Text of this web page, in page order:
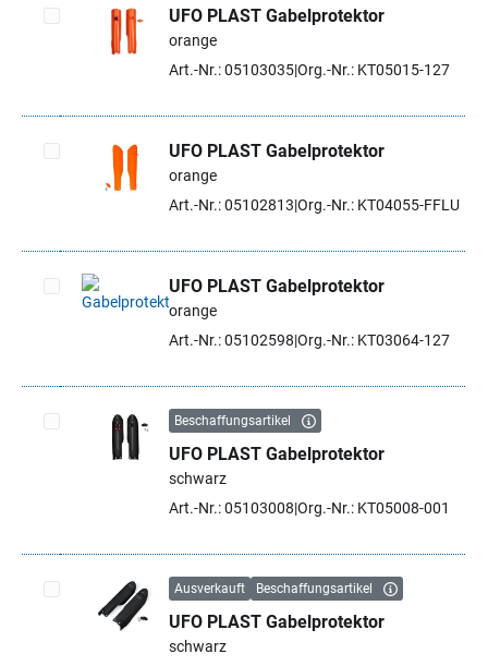
Artikel auswählen
UFO PLAST Gabelprotektor
orange
Art.-Nr.: 05103035Org.-Nr.: KT05015-127
Artikel auswählen
UFO PLAST Gabelprotektor
orange
Art.-Nr.: 05102813 Org.-Nr.: KT04055-FFLU
Artikel auswählen
UFO PLAST Gabelprotektor
orange
Art.-Nr.: 05102598 Org.-Nr.: KT03064-127
Artikel auswählen
Beschaffungsartikel
UFO PLAST Gabelprotektor
schwarz
Art.-Nr.: 05103008 Org.-Nr.: KT05008-001
Artikel auswählen
Ausverkauft Beschaffungsartikel
UFO PLAST Gabelprotektor
schwarz